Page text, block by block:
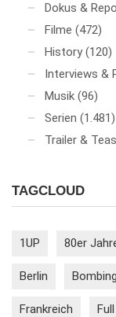
Dokus &
Filme (472)
History (120)
Interviews &
Musik (96)
Serien (1.481)
Trailer &
TAGCLOUD
1UP 80er
Berlin Bombing
Frankreich